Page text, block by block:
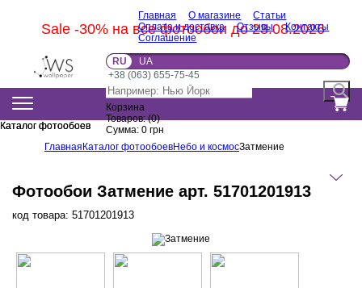
Sale -30% на все фотообои до 23.08.2026
Главная О магазине
Статьи
Оплата и доставка
Отзывы
Контакты
Соглашение
RU
UA
+38 (063) 655-75-45
Корзина
Товаров:(0)
Сумма: 0 грн
Каталог фотообоев
Каталог фотообоев
Главная Каталог фотообоевНебо и космосЗатмение
Фотообои Затмение арт. 51701201913
код товара: 51701201913